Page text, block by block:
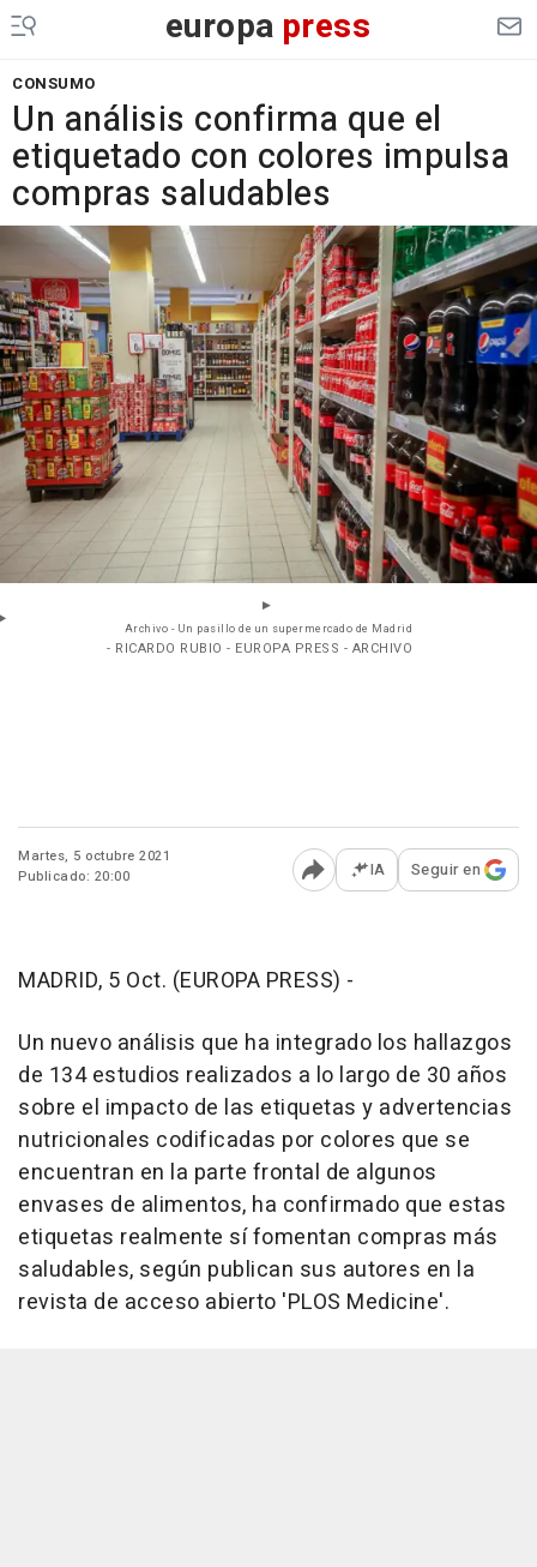
europa press
CONSUMO
Un análisis confirma que el
etiquetado con colores impulsa
compras saludables
Archivo - Un pasillo de un supermercado de Madrid
- RICARDO RUBIO - EUROPA PRESS - ARCHIVO
Martes, 5 octubre 2021
Publicado: 20:00
Abrir opciones para
IA Seguir en
MADRID, 5 Oct. (EUROPA PRESS) -
Un nuevo análisis que ha integrado los hallazgos
de 134 estudios realizados a lo largo de 30 años
sobre el impacto de las etiquetas y advertencias
nutricionales codificadas por colores que se
encuentran en la parte frontal de algunos
envases de alimentos, ha confirmado que estas
etiquetas realmente sí fomentan compras más
saludables, según publican sus autores en la
revista de acceso abierto 'PLOS Medicine'.